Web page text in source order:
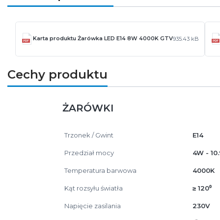
Karta produktu Żarówka LED E14 8W 4000K GTV935.43 kB
Cechy produktu
ŻARÓWKI
Trzonek / Gwint E14
Przedział mocy 4W -
Temperatura barwowa 4000K
Kąt rozsyłu światła ≥ 120⁰
Napięcie zasilania 230V